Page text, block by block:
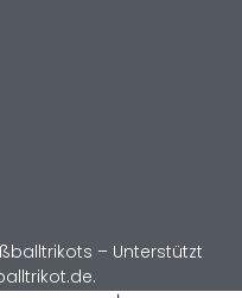
– Unterstützt